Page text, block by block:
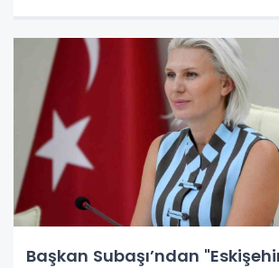
Başkan Subaşı’ndan